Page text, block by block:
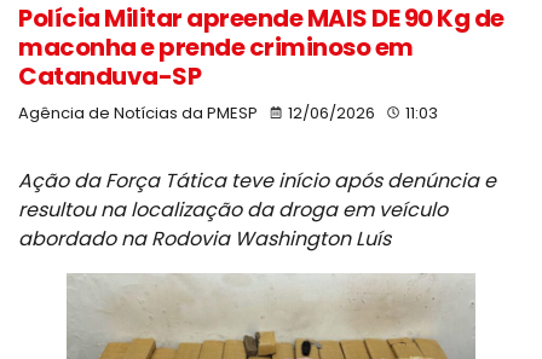
Polícia Militar apreende MAIS DE 90 Kg de
maconha e prende criminoso em
Catanduva-SP
Agência de Notícias da PMESP 12/06/2026 11:03
Ação da Força Tática teve início após denúncia e
resultou na localização da droga em veículo
abordado na Rodovia Washington Luís